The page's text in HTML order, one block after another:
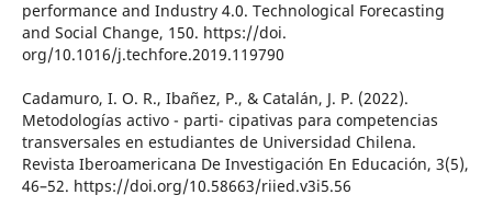
performance and Industry 4.0. Technological Forecasting
and Social Change, 150. https://doi.
org/10.1016/j.techfore.2019.119790
Cadamuro, I. O. R., Ibañez, P., & Catalán, J. P. (2022).
Metodologías activo - parti- cipativas para competencias
transversales en estudiantes de Universidad Chilena.
Revista Iberoamericana De Investigación En Educación, 3(5),
46–52. https://doi.org/10.58663/riied.v3i5.56